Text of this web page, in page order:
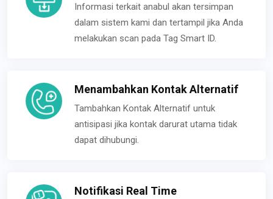
Informasi terkait anabul akan tersimpan
dalam sistem kami dan tertampil jika Anda
melakukan scan pada Tag Smart ID.
Menambahkan Kontak Alternatif
Tambahkan Kontak Alternatif untuk
antisipasi jika kontak darurat utama tidak
dapat dihubungi.
Notifikasi Real Time